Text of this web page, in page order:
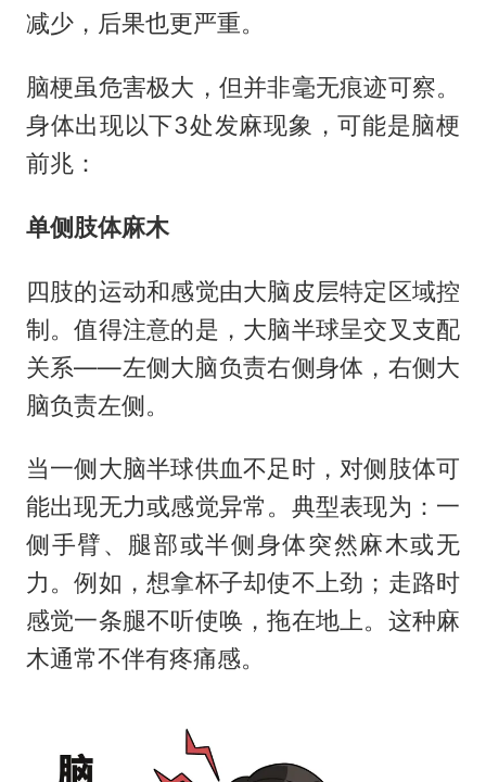
减少，后果也更严重。
脑梗虽危害极大，但并非毫无痕迹可察。
身体出现以下3处发麻现象，可能是脑梗
前兆：
单侧肢体麻木
四肢的运动和感觉由大脑皮层特定区域控
制。值得注意的是，大脑半球呈交叉支配
关系——左侧大脑负责右侧身体，右侧大
脑负责左侧。
当一侧大脑半球供血不足时，对侧肢体可
能出现无力或感觉异常。典型表现为：一
侧手臂、腿部或半侧身体突然麻木或无
力。例如，想拿杯子却使不上劲；走路时
感觉一条腿不听使唤，拖在地上。这种麻
木通常不伴有疼痛感。